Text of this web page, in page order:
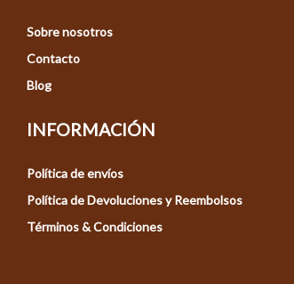
Sobre nosotros
Contacto
Blog
INFORMACIÓN
Política de envíos
Política de Devoluciones y Reembolsos
Términos & Condiciones